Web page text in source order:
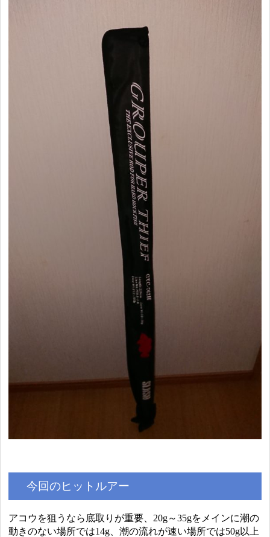
今回のヒットルアー
アコウを狙うなら底取りが重要、20g～35gをメインに潮の
動きのない場所では14g、潮の流れが速い場所では50g以上